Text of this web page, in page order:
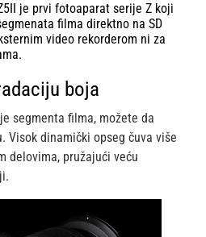
je prvi fotoaparat serije Z koji
filma direktno na SD
video rekorderom ni za
boja
segmenta filma, možete da
Visok dinamički opseg čuva više
delovima, pružajući veću